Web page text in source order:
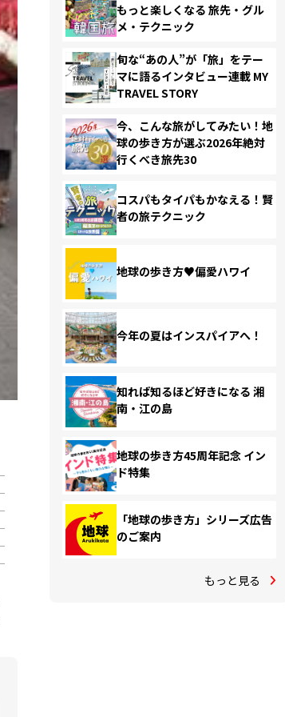
もっと楽しくなる 旅先・グル
メ・テクニック
旬な“あの人”が「旅」をテー
マに語るインタビュー連載 MY
TRAVEL STORY
今、こんな旅がしてみたい！地
球の歩き方が選ぶ2026年絶対
行くべき旅先30
コスパもタイパもかなえる！賢
者の旅テクニック
地球の歩き方♥偏愛ハワイ
今年の夏はインスパイアへ！
知れば知るほど好きになる 湘
南・江の島
地球の歩き方45周年記念 イン
ド特集
「地球の歩き方」シリーズ広告
のご案内
もっと見る